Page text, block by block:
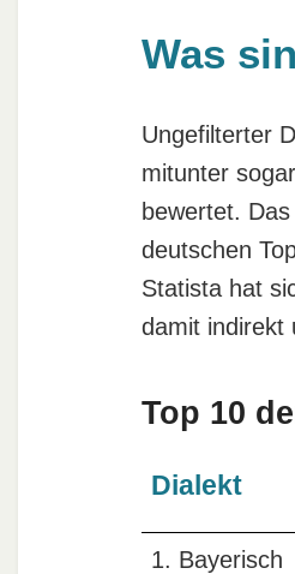
Was
Ungefilterter
mitunter
bewertet.
deutschen
Statista hat
damit indirekt
Top 10
Dialekt
1. Bayerisch